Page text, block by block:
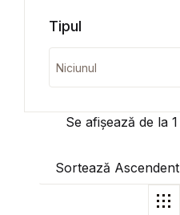
Se afișează de la 1
Sortează Ascendent
Tipul